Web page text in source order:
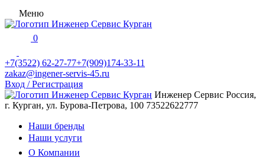
Меню
0
+7(3522) 62-27-77+7(909)174-33-11
zakaz@ingener-servis-45.ru
Вход / Регистрация
Инженер Сервис Россия,
г. Курган, ул. Бурова-Петрова, 100 73522622777
Наши бренды
Наши услуги
О Компании